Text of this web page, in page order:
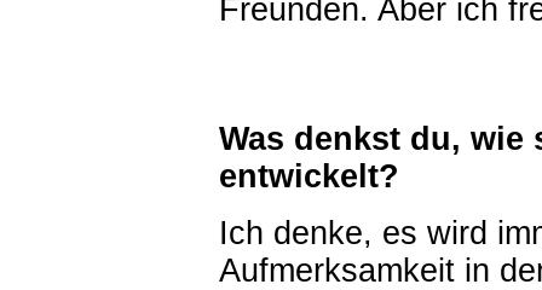
Freunden. Aber ich
Was denkst du, wie
entwickelt?
Ich denke, es wird
Aufmerksamkeit in